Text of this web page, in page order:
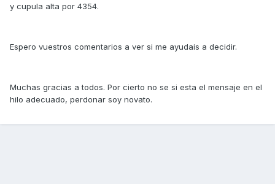
y cupula alta por 4354.
Espero vuestros comentarios a ver si me ayudais a decidir.
Muchas gracias a todos. Por cierto no se si esta el mensaje en el
hilo adecuado, perdonar soy novato.